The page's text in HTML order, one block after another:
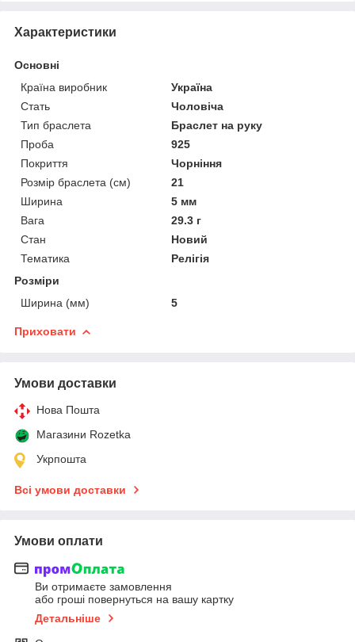
Характеристики
Основні
Країна виробник
Україна
Стать
Чоловіча
Тип браслета
Браслет на руку
Проба
925
Покриття
Чорніння
Розмір браслета (см)
21
Ширина
5 мм
Вага
29.3 г
Стан
Новий
Тематика
Релігія
Розміри
Ширина (мм)
5
Приховати
Умови доставки
Нова Пошта
Магазини Rozetka
Укрпошта
Всі умови доставки
Умови оплати
Ви отримаєте замовлення
або гроші повернуться на вашу картку
Детальніше